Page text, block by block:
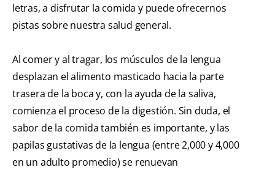
letras, a disfrutar la comida y puede ofrecernos
pistas sobre nuestra salud general.
Al comer y al tragar, los músculos de la lengua
desplazan el alimento masticado hacia la parte
trasera de la boca y, con la ayuda de la saliva,
comienza el proceso de la digestión. Sin duda, el
sabor de la comida también es importante, y las
papilas gustativas de la lengua (entre 2,000 y 4,000
en un adulto promedio) se renuevan